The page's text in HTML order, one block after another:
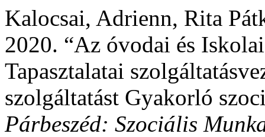
Kalocsai, Adrienn, Rita
2020. “Az óvodai és
Tapasztalatai
szolgáltatást Gyakorló
Párbeszéd: Szociális